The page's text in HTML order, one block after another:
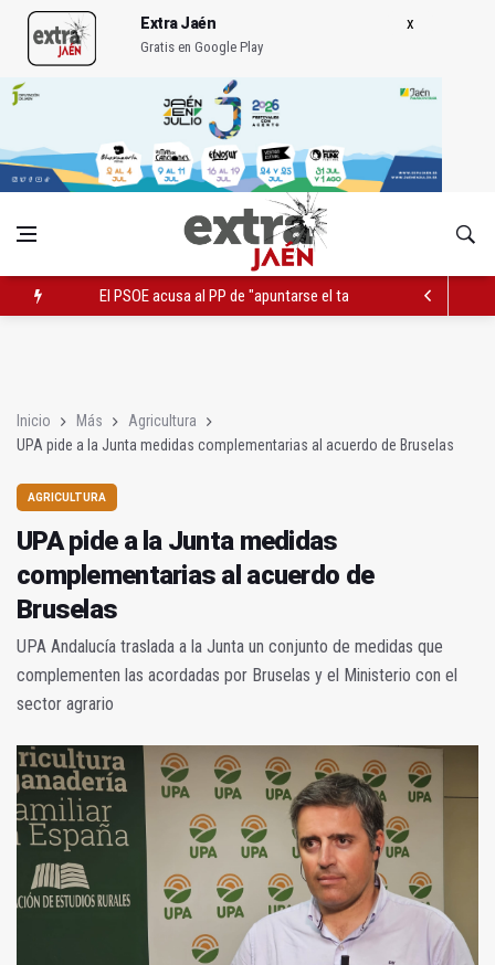
Extra Jaén
Gratis en Google Play
El PSOE acusa al PP de "apuntarse el tanto" de los datos de
Inicio Más
Agricultura
UPA pide a la Junta medidas complementarias al acuerdo de Bruselas
AGRICULTURA
UPA pide a la Junta medidas
complementarias al acuerdo de
Bruselas
UPA Andalucía traslada a la Junta un conjunto de medidas que
complementen las acordadas por Bruselas y el Ministerio con el
sector agrario